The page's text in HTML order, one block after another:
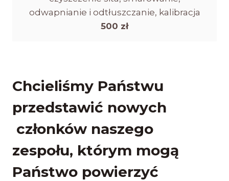
odwapnianie i odtłuszczanie, kalibracja
500 zł
Chcieliśmy Państwu
przedstawić nowych
członków naszego
zespołu, którym mogą
Państwo powierzyć